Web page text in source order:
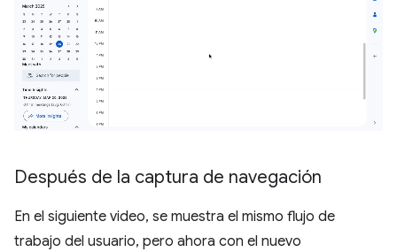
Después de la captura de navegación
En el siguiente video, se muestra el mismo flujo de
trabajo del usuario, pero ahora con el nuevo